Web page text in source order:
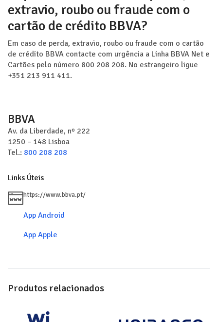
extravio, roubo ou fraude com o
cartão de crédito BBVA?
Em caso de perda, extravio, roubo ou fraude com o cartão
de crédito BBVA contacte com urgência a Linha BBVA Net e
Cartões pelo número 800 208 208. No estrangeiro ligue
+351 213 911 411.
BBVA
Av. da Liberdade, nº 222
1250 – 148 Lisboa
Tel.: 800 208 208
Links Úteis
https://www.bbva.pt/
App Android
App Apple
Produtos relacionados